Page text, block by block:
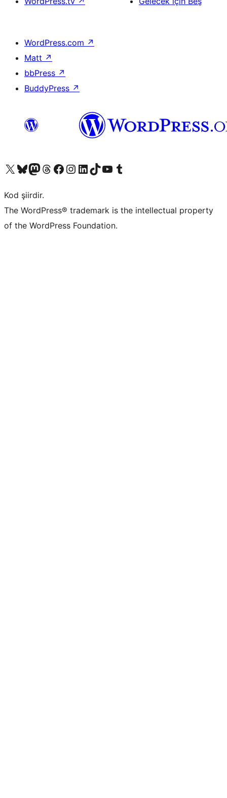
WordPress.com ↗
Matt ↗
bbPress ↗
BuddyPress ↗
X (eski Twitter) hesabımıza bakın
Bluesky hesabımızı ziyaret edinMastodon hesabımızı ziyaret edinThreads hesabımızı ziyaret edinFacebook sayfamızı ziyaret edinInstagram hesabımızı ziyaret edinLinkedIn hesabımızı ziyaret edinTikTok hesabımızı ziyaret edinYouTube kanalımızı ziyaret edinTumblr hesabımızı ziyaret edin
Kod şiirdir.
The WordPress® trademark is the intellectual property
of the WordPress Foundation.